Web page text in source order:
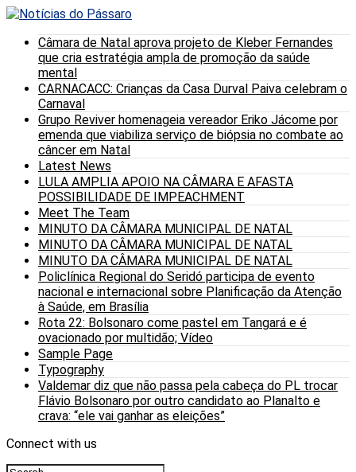
Câmara de Natal aprova projeto de Kleber Fernandes
que cria estratégia ampla de promoção da saúde
mental
CARNACACC: Crianças da Casa Durval Paiva celebram o
Carnaval
Grupo Reviver homenageia vereador Eriko Jácome por
emenda que viabiliza serviço de biópsia no combate ao
câncer em Natal
Latest News
LULA AMPLIA APOIO NA CÂMARA E AFASTA
POSSIBILIDADE DE IMPEACHMENT
Meet The Team
MINUTO DA CÂMARA MUNICIPAL DE NATAL
MINUTO DA CÂMARA MUNICIPAL DE NATAL
MINUTO DA CÂMARA MUNICIPAL DE NATAL
Policlínica Regional do Seridó participa de evento
nacional e internacional sobre Planificação da Atenção
à Saúde, em Brasília
Rota 22: Bolsonaro come pastel em Tangará e é
ovacionado por multidão; Vídeo
Sample Page
Typography
Valdemar diz que não passa pela cabeça do PL trocar
Flávio Bolsonaro por outro candidato ao Planalto e
crava: “ele vai ganhar as eleições”
Connect with us